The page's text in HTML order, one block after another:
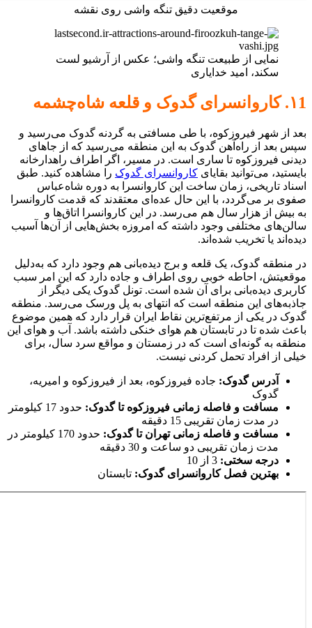
موقعیت دقیق تنگه واشی روی نقشه
نمایی از طبیعت تنگه واشی؛ عکس از آرشیو لست
سکند، امید خدایاری
۱1. کاروانسرای گدوک و قلعه شاه‌چشمه
بعد از شهر فیروزکوه، با طی مسافتی به گردنه گدوک می‌رسید و
سپس بعد از راه‌آهن گدوک به این منطقه می‌رسید که از جاهای
دیدنی فیروزکوه تا ساری است. در مسیر، اگر اطراف راهدارخانه
بایستید، می‌توانید بقایای کاروانسرای گدوک را مشاهده کنید. طبق
اسناد تاریخی، زمان ساخت این کاروانسرا به دوره شاه‌عباس
صفوی بر می‌گردد، با این حال عده‌ای معتقدند که قدمت کاروانسرا
به بیش از هزار سال هم می‌رسد. در این کاروانسرا اتاق‌ها و
سالن‌های مختلفی وجود داشته که امروزه بخش‌هایی از آن‌ها آسیب
دیده‌اند یا تخریب شده‌اند.
در منطقه گدوک، یک قلعه و برج دیده‌بانی هم وجود دارد که به‌دلیل
موقعیتش، احاطه خوبی روی اطراف و جاده دارد که این امر سبب
کاربری دیده‌بانی برای آن شده است. تونل گدوک یکی دیگر از
جاذبه‌های این منطقه است که انتهای به پل ورسک می‌رسد. منطقه
گدوک در یکی از مرتفع‌ترین نقاط ایران قرار دارد که همین موضوع
باعث شده تا در تابستان هم هوای خنکی داشته باشد. آب و هوای این
منطقه به گونه‌ای است که در زمستان و مواقع سرد سال، برای
خیلی از افراد تحمل کردنی نیست.
آدرس گدوک: جاده فیروزکوه، بعد از فیروزکوه و امیریه،
گدوک
مسافت و فاصله زمانی فیروزکوه تا گدوک:
حدود 17 کیلومتر
در مدت زمان تقریبی 15 دقیقه
مسافت و فاصله زمانی تهران تا گدوک:
حدود 170 کیلومتر در
مدت زمان تقریبی دو ساعت و 30 دقیقه
درجه سختی:
بهترین فصل کاروانسرای گدوک: تابستان